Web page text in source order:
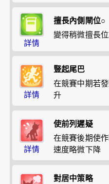
詳情
擅長內側閘位○
變得稍微擅長
詳情
豎起尾巴
在競賽中期若
升
詳情
使前列遲疑
在競賽後期使
速度略微下降
對居中策略